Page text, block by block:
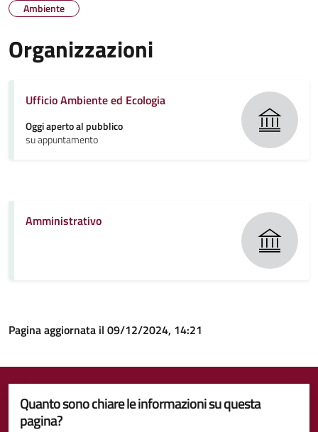
Ambiente
Organizzazioni
Ufficio Ambiente ed Ecologia
Oggi aperto al pubblico
su appuntamento
Amministrativo
Pagina aggiornata il 09/12/2024, 14:21
Quanto sono chiare le informazioni su questa
pagina?